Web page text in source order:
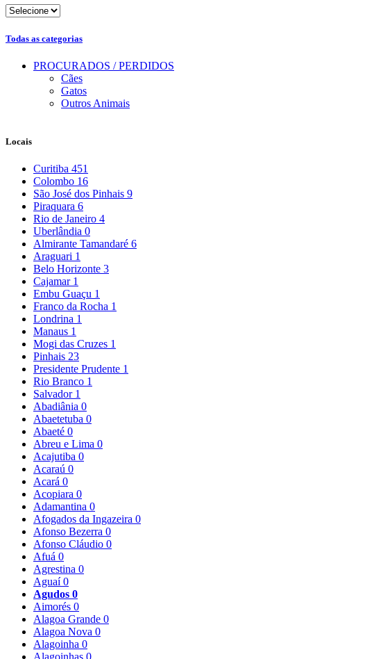
Todas as categorias
PROCURADOS / PERDIDOS
Cães
Gatos
Outros Animais
Locais
Curitiba 451
Colombo 16
São José dos Pinhais 9
Piraquara 6
Rio de Janeiro 4
Uberlândia 0
Almirante Tamandaré 6
Araguari 1
Belo Horizonte 3
Cajamar 1
Embu Guaçu 1
Franco da Rocha 1
Londrina 1
Manaus 1
Mogi das Cruzes 1
Pinhais 23
Presidente Prudente 1
Rio Branco 1
Salvador 1
Abadiânia 0
Abaetetuba 0
Abaeté 0
Abreu e Lima 0
Acajutiba 0
Acaraú 0
Acará 0
Acopiara 0
Adamantina 0
Afogados da Ingazeira 0
Afonso Bezerra 0
Afonso Cláudio 0
Afuá 0
Agrestina 0
Aguaí0
Agudos 0
Aimorés 0
Alagoa Grande 0
Alagoa Nova 0
Alagoinha 0
Alagoinhas 0